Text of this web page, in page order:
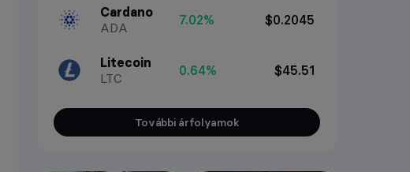
Cardano
ADA
7.02% $0.2045
Litecoin
LTC
0.64% $45.51
További árfolyamok